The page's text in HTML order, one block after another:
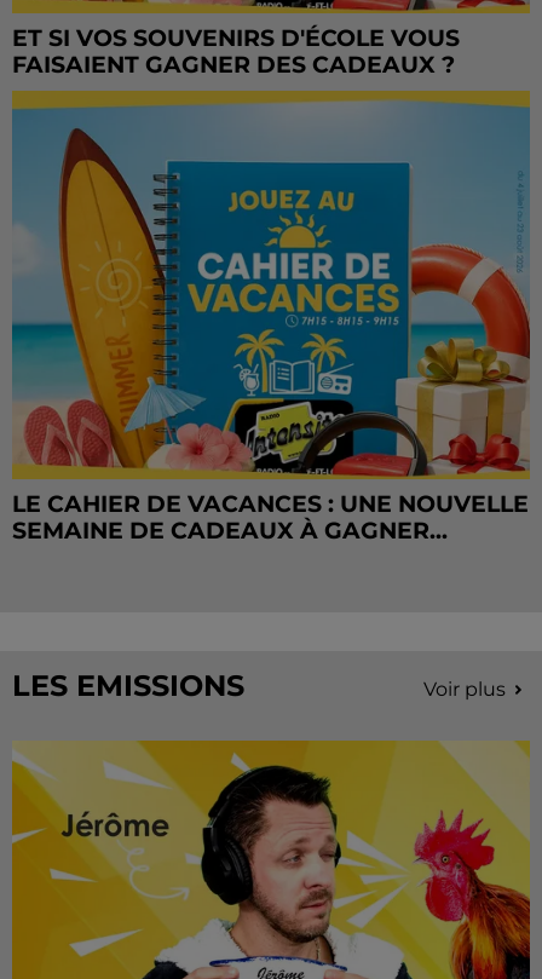
ET SI VOS SOUVENIRS D'ÉCOLE VOUS
FAISAIENT GAGNER DES CADEAUX ?
LE CAHIER DE VACANCES : UNE NOUVELLE
SEMAINE DE CADEAUX À GAGNER...
LES EMISSIONS Voir plus